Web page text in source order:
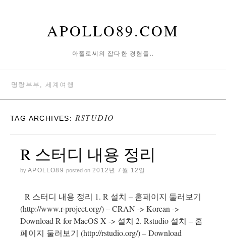
APOLLO89.COM
아폴로씨의 잡다한 경험들..
명랑부부, 세계여행
TAG ARCHIVES: RSTUDIO
R 스터디 내용 정리
by APOLLO89 posted on 2012년 7월 12일
R 스터디 내용 정리 1. R 설치 – 홈페이지 둘러보기
(http://www.r-project.org/) – CRAN -> Korean ->
Download R for MacOS X -> 설치 2. Rstudio 설치 – 홈
페이지 둘러보기 (http://rstudio.org/) – Download